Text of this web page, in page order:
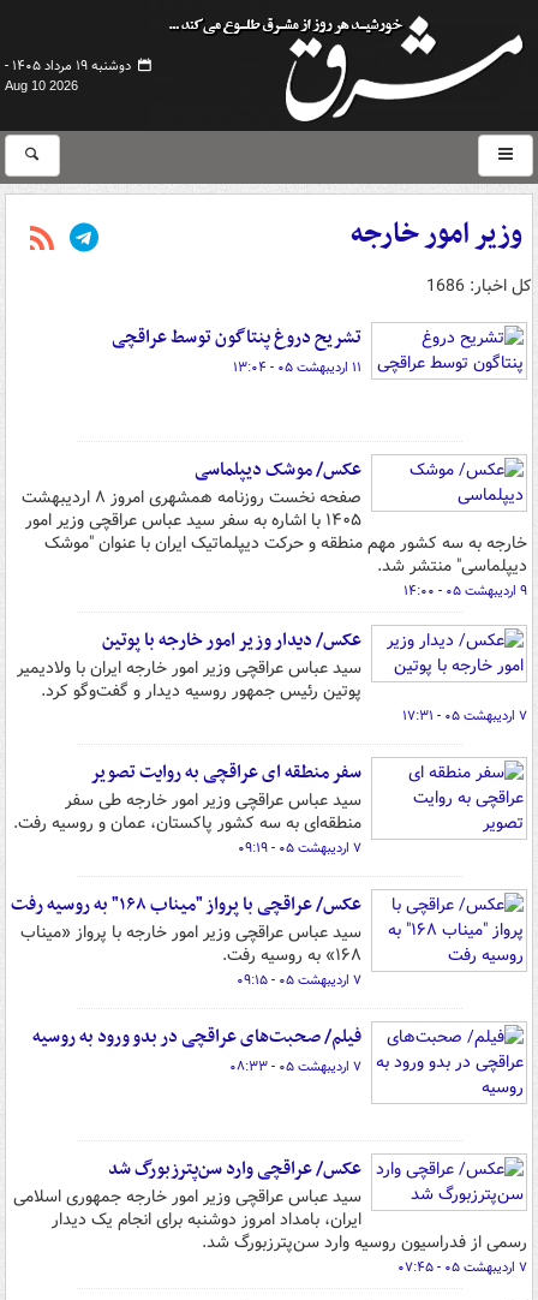
دوشنبه ۱۹ مرداد ۱۴۰۵ -
Aug 10 2026
وزیر امور خارجه
کل اخبار: 1686
تشریح دروغ پنتاگون توسط عراقچی
۱۱ اردیبهشت ۰۵ - ۱۳:۰۴
عکس/ موشک دیپلماسی
صفحه نخست روزنامه همشهری امروز ۸ اردیبهشت
۱۴۰۵ با اشاره به سفر سید عباس عراقچی وزیر امور
خارجه به سه کشور مهم منطقه و حرکت دیپلماتیک ایران با عنوان "موشک
دیپلماسی" منتشر شد.
۹ اردیبهشت ۰۵ - ۱۴:۰۰
عکس/ دیدار وزیر امور خارجه با پوتین
سید عباس عراقچی وزیر امور خارجه ایران با ولادیمیر
پوتین رئیس جمهور روسیه دیدار و گفت‌وگو کرد.
۷ اردیبهشت ۰۵ - ۱۷:۳۱
سفر منطقه ای عراقچی به روایت تصویر
سید عباس عراقچی وزیر امور خارجه طی سفر
منطقه‌ای به سه کشور پاکستان، عمان و روسیه رفت.
۷ اردیبهشت ۰۵ - ۰۹:۱۹
عکس/ عراقچی با پرواز "میناب ۱۶۸" به روسیه رفت
سید عباس عراقچی وزیر امور خارجه با پرواز «میناب
۱۶۸» به روسیه رفت.
۷ اردیبهشت ۰۵ - ۰۹:۱۵
فیلم/ صحبت‌های عراقچی در بدو ورود به روسیه
۷ اردیبهشت ۰۵ - ۰۸:۳۳
عکس/ عراقچی وارد سن‌پترزبورگ شد
سید عباس عراقچی وزیر امور خارجه جمهوری اسلامی
ایران، بامداد امروز دوشنبه برای انجام یک دیدار
رسمی از فدراسیون روسیه وارد سن‌پترزبورگ شد.
۷ اردیبهشت ۰۵ - ۰۷:۴۵